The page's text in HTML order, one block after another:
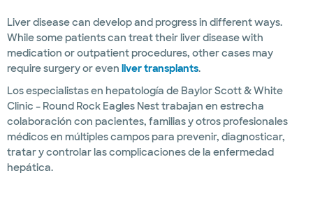
Liver disease can develop and progress in different ways.
While some patients can treat their liver disease with
medication or outpatient procedures, other cases may
require surgery or even liver transplants.
Los especialistas en hepatología de Baylor Scott & White
Clinic – Round Rock Eagles Nest trabajan en estrecha
colaboración con pacientes, familias y otros profesionales
médicos en múltiples campos para prevenir, diagnosticar,
tratar y controlar las complicaciones de la enfermedad
hepática.